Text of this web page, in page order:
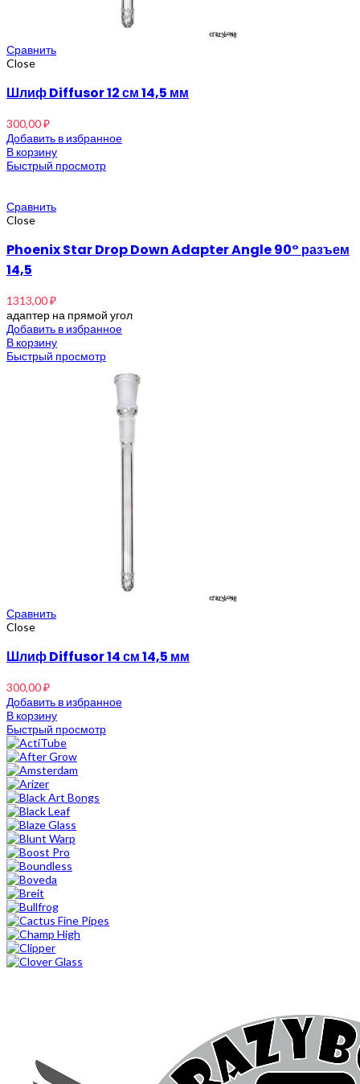
Сравнить
Close
Шлиф Diffusor 12 см 14,5 мм
300,00₽
Добавить в избранное
В корзину
Быстрый просмотр
Сравнить
Close
Phoenix Star Drop Down Adapter Angle 90° разъем
14,5
1313,00₽
адаптер на прямой угол
Добавить в избранное
В корзину
Быстрый просмотр
Сравнить
Close
Шлиф Diffusor 14 см 14,5 мм
300,00₽
Добавить в избранное
В корзину
Быстрый просмотр